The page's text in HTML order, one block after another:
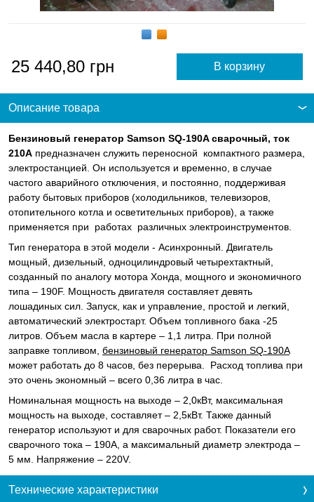
25 440,80 грн
Описание товара
Бензиновый генератор Samson SQ-190A сварочный, ток
210А предназначен служить переносной компактного размера,
электростанцией. Он используется и временно, в случае
частого аварийного отключения, и постоянно, поддерживая
работу бытовых приборов (холодильников, телевизоров,
отопительного котла и осветительных приборов), а также
применяется при работах различных электроинструментов.
Тип генератора в этой модели - Асинхронный. Двигатель
мощный, дизельный, одноцилиндровый четырехтактный,
созданный по аналогу мотора Хонда, мощного и экономичного
типа – 190F. Мощность двигателя составляет девять
лошадиных сил. Запуск, как и управление, простой и легкий,
автоматический электростарт. Объем топливного бака -25
литров. Объем масла в картере – 1,1 литра. При полной
заправке топливом, бензиновый генератор Samson SQ-190A
может работать до 8 часов, без перерыва. Расход топлива при
это очень экономный – всего 0,36 литра в час.
Номинальная мощность на выходе – 2,0кВт, максимальная
мощность на выходе, составляет – 2,5кВт. Также данный
генератор используют и для сварочных работ. Показатели его
сварочного тока – 190А, а максимальный диаметр электрода –
5 мм. Напряжение – 220V.
Технические характеристики